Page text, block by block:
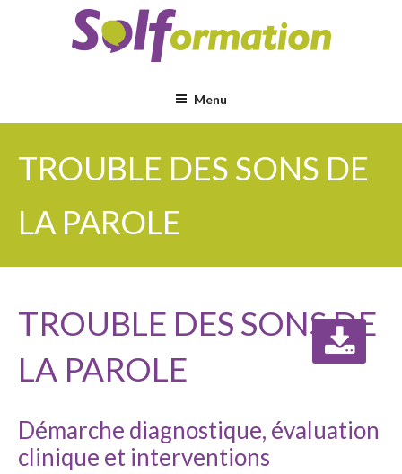
Menu
TROUBLE DES SONS DE
LA PAROLE
TROUBLE DES SONS DE
LA PAROLE
Démarche diagnostique, évaluation
clinique et interventions